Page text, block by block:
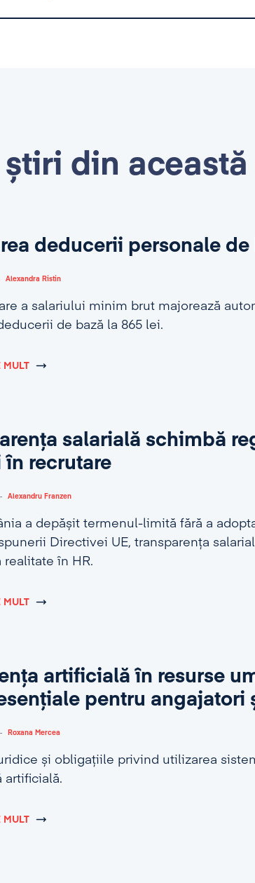
din
deducerii personale de
Alexandra Ristin
a salariului minim brut majorează
de bază la 865 lei.
MULT
salarială schimbă
recrutare
Alexandru Franzen
a depășit termenul-limită fără a
Directivei UE, transparența
realitate în HR.
MULT
artificială în resurse
pentru angajatori
Roxana Mercea
și obligațiile privind utilizarea
artificială.
MULT